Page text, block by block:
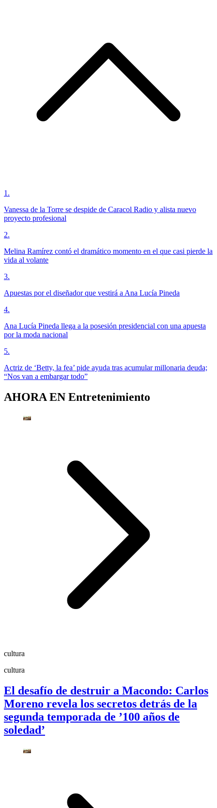
1 .
Vanessa de la Torre se despide de Caracol Radio y alista nuevo
proyecto profesional
2.
Melina Ramírez contó el dramático momento en el que casi pierde la
vida al volante
3.
Apuestas por el diseñador que vestirá a Ana Lucía Pineda
4.
Ana Lucía Pineda llega a la posesión presidencial con una apuesta
por la moda nacional
5.
Actriz de ‘Betty, la fea’ pide ayuda tras acumular millonaria deuda;
“Nos van a embargar todo”
AHORA EN Entretenimiento
cultura
cultura
El desafío de destruir a Macondo: Carlos
Moreno revela los secretos detrás de la
segunda temporada de ’100 años de
soledad’